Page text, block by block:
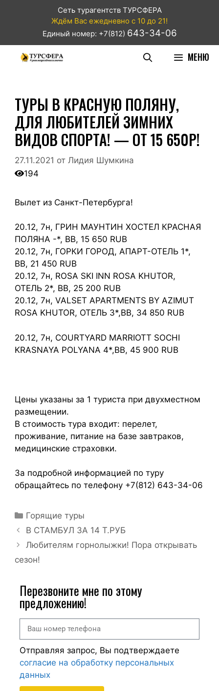
Сеть турагентств ТУРСФЕРА
Ждём Вас ежедневно с 10 до 21!
Единый номер: +7(812) 643-34-06
МЕНЮ
ТУРЫ В КРАСНУЮ ПОЛЯНУ,
ДЛЯ ЛЮБИТЕЛЕЙ ЗИМНИХ
ВИДОВ СПОРТА! — ОТ 15 650Р!
27.11.2021 от Лидия Шумкина
194
Вылет из Санкт-Петербурга!
20.12, 7н, ГРИН МАУНТИН ХОСТЕЛ КРАСНАЯ
ПОЛЯНА -*, BB, 15 650 RUB
20.12, 7н, ГОРКИ ГОРОД, АПАРТ-ОТЕЛЬ 1*,
BB, 21 450 RUB
20.12, 7н, ROSA SKI INN ROSA KHUTOR,
ОТЕЛЬ 2*, BB, 25 200 RUB
20.12, 7н, VALSET APARTMENTS BY AZIMUT
ROSA KHUTOR, ОТЕЛЬ 3*,BB, 34 850 RUB
20.12, 7н, COURTYARD MARRIOTT SOCHI
KRASNAYA POLYANA 4*,BB, 45 900 RUB
Цены указаны за 1 туриста при двухместном
размещении.
В стоимость тура входит: перелет,
проживание, питание на базе завтраков,
медицинские страховки.
За подробной информацией по туру
обращайтесь по телефону +7(812) 643-34-06
Горящие туры
В СТАМБУЛ ЗА 14 Т.РУБ
Любителям горнолыжки! Пора открывать
сезон!
Перезвоните мне по этому
предложению!
Отправляя запрос, Вы подтверждаете
согласие на обработку персональных
данных